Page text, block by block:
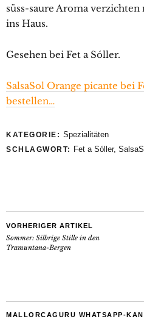
süss-saure Aroma
ins Haus.
Gesehen bei Fet a Sóller.
SalsaSol Orange picante bei
bestellen…
KATEGORIE: Spezialitäten
SCHLAGWORT: Fet a Sóller,
VORHERIGER ARTIKEL
Sommer: Silbrige Stille in den
Tramuntana-Bergen
MALLORCAGURU WHATSAPP-